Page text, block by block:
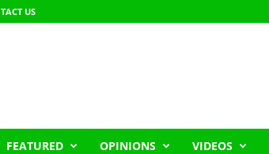
US
FEATURED OPINIONS VIDEOS